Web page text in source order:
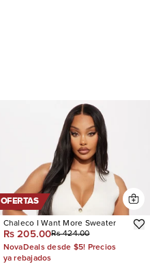
OFERTAS
Chaleco I Want More Sweater
Rs 205.00Rs 424.00
NovaDeals desde $5! Precios
ya rebajados